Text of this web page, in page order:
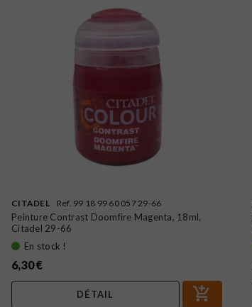
CITADEL Ref. 99 18 99 60 057 29-66
Peinture Contrast Doomfire Magenta, 18ml,
Citadel 29-66
En stock !
6,30 €
DÉTAIL